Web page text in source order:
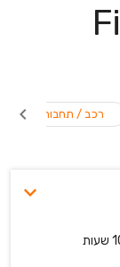
רכב / תחבורה